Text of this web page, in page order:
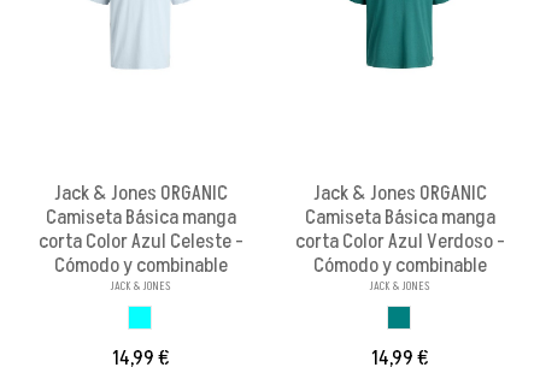
Jack & Jones ORGANIC
Camiseta Básica manga
corta Color Azul Celeste -
Cómodo y combinable
JACK & JONES
14,99 €
Jack & Jones ORGANIC
Camiseta Básica manga
corta Color Azul Verdoso -
Cómodo y combinable
JACK & JONES
14,99 €